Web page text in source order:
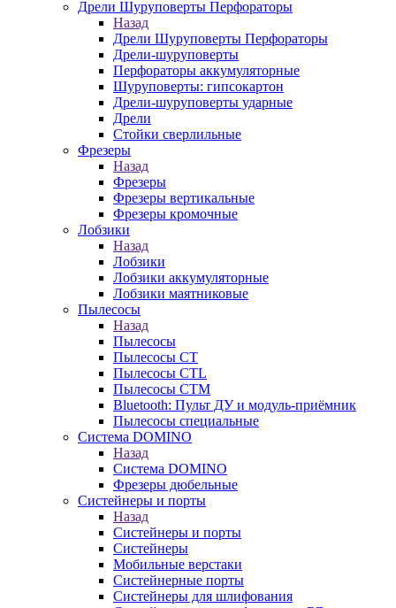
Дрели Шуруповерты Перфораторы
Назад
Дрели Шуруповерты Перфораторы
Дрели-шуруповерты
Перфораторы аккумуляторные
Шуруповерты: гипсокартон
Дрели-шуруповерты ударные
Дрели
Стойки сверлильные
Фрезеры
Назад
Фрезеры
Фрезеры вертикальные
Фрезеры кромочные
Лобзики
Назад
Лобзики
Лобзики аккумуляторные
Лобзики маятниковые
Пылесосы
Назад
Пылесосы
Пылесосы CT
Пылесосы CTL
Пылесосы CTM
Bluetooth: Пульт ДУ и модуль-приёмник
Пылесосы специальные
Система DOMINO
Назад
Система DOMINO
Фрезеры дюбельные
Систейнеры и порты
Назад
Систейнеры и порты
Систейнеры
Мобильные верстаки
Систейнерные порты
Систейнеры для шлифования